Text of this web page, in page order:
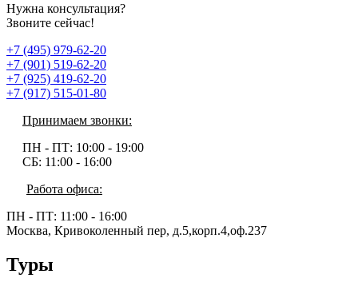
Нужна консультация?
Звоните сейчас!
+7 (495) 979-62-20
+7 (901) 519-62-20
+7 (925) 419-62-20
+7 (917) 515-01-80
Принимаем звонки:
ПН - ПТ: 10:00 - 19:00
СБ: 11:00 - 16:00
Работа офиса:
ПН - ПТ: 11:00 - 16:00
Москва, Кривоколенный пер, д.5,корп.4,оф.237
Туры